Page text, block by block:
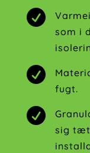

som i

fugt.

sig tæt